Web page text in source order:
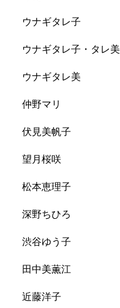
ウナギタレ子
ウナギタレ子・タレ美
ウナギタレ美
仲野マリ
伏見美帆子
望月桜咲
松本恵理子
深野ちひろ
渋谷ゆう子
田中美薫江
近藤洋子